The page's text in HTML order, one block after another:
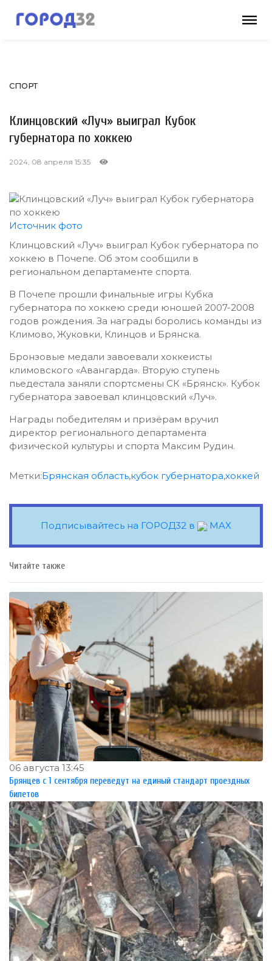
СПОРТ
Клинцовский «Луч» выиграл Кубок
губернатора по хоккею
2024, 08 апреля 15:35
Источник фото
Клинцовский «Луч» выиграл Кубок губернатора по
хоккею в Почепе. Об этом сообщили в
региональном департаменте спорта.
В Почепе прошли финальные игры Кубка
губернатора по хоккею среди юношей 2007-2008
годов рождения. За награды боролись команды из
Климово, Жуковки, Клинцов и Брянска.
Бронзовые медали завоевали хоккеисты
климовского «Авангарда». Вторую ступень
пьедестала заняли спортсмены СК «Брянск». Кубок
губернатора завоевал клинцовский «Луч».
Награды победителям и призёрам вручил
директор регионального департамента
физической культуры и спорта Максим Рудин.
Метки:Брянская область,кубок губернатора,хоккей
Подписывайтесь на ГОРОД32 в MAX
Читайте также
06 августа 13:45
Брянцев с 1 сентября переведут на единый стандарт проездных
билетов